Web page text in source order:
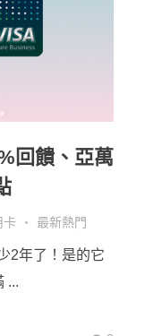
回饋、亞萬
卡 最新熱門
2年了！是的它
...